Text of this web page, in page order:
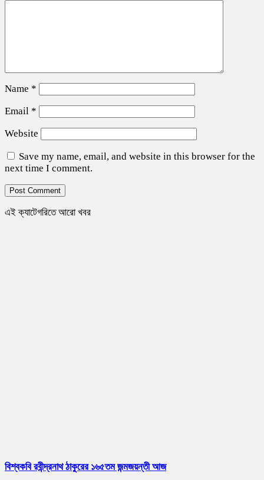
Name *
Email *
Website
Save my name, email, and website in this browser for the
next time I comment.
এই ক্যাটেগরিতে আরো খবর
বিশ্বকবি রবীন্দ্রনাথ ঠাকুরের ১৬৫তম জন্মজয়ন্তী আজ